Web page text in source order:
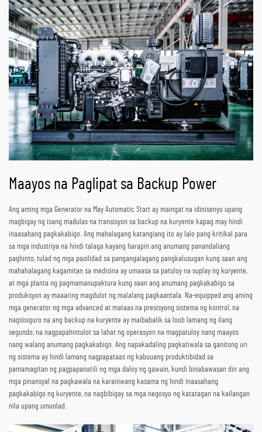
Maayos na Paglipat sa Backup Power
Ang aming mga Generator na May Automatic Start ay maingat na idinisenyo upang
magbigay ng isang madulas na transisyon sa backup na kuryente kapag may hindi
inaasahang pagkakabigo. Ang mahalagang katangiang ito ay lalo pang kritikal para
sa mga industriya na hindi talaga kayang harapin ang anumang panandaliang
paghinto, tulad ng mga pasilidad sa pangangalagang pangkalusugan kung saan ang
mahahalagang kagamitan sa medisina ay umaasa sa patuloy na suplay ng kuryente,
at mga planta ng pagmamanupaktura kung saan ang anumang pagkakabigo sa
produksyon ay maaaring magdulot ng malalang pagkaantala. Na-equipped ang aming
mga generator ng mga advanced at mataas na presisyong sistema ng kontrol, na
nagsisiguro na ang backup na kuryente ay maibabalik sa loob lamang ng ilang
segundo, na nagpapahintulot sa lahat ng operasyon na magpatuloy nang maayos
nang walang anumang pagkakabigo. Ang napakadaling pagkatiwala sa ganitong uri
ng sistema ay hindi lamang nagpapataas ng kabuuang produktibidad sa
pamamagitan ng pagpapanatili ng mga daloy ng gawain, kundi binabawasan din ang
mga pinansyal na pagkawala na karaniwang kasama ng hindi inaasahang
pagkakabigo ng kuryente, na nagbibigay sa mga negosyo ng katatagan na kailangan
nila upang umunlad.